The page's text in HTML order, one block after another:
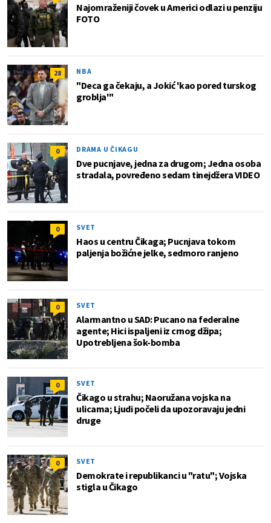
Najomraženiji čovek u Americi odlazi u penziju
FOTO
28 NBA
"Deca ga čekaju, a Jokić 'kao pored turskog
groblja'"
0 DRAMA U ČIKAGU
Dve pucnjave, jedna za drugom; Jedna osoba
stradala, povređeno sedam tinejdžera VIDEO
0 SVET
Haos u centru Čikaga; Pucnjava tokom
paljenja božićne jelke, sedmoro ranjeno
0 SVET
Alarmantno u SAD: Pucano na federalne
agente; Hici ispaljeni iz crnog džipa;
Upotrebljena šok-bomba
0 SVET
Čikago u strahu; Naoružana vojska na
ulicama; Ljudi počeli da upozoravaju jedni
druge
0 SVET
Demokrate i republikanci u "ratu"; Vojska
stigla u Čikago